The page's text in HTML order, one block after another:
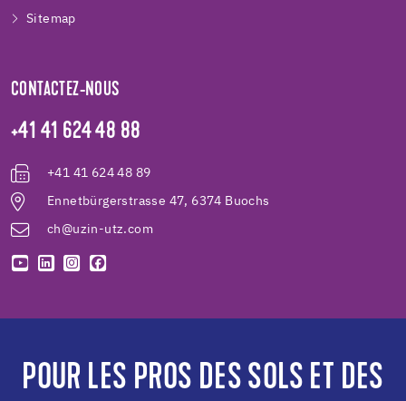
Sitemap
CONTACTEZ-NOUS
+41 41 624 48 88
+41 41 624 48 89
Ennetbürgerstrasse 47, 6374 Buochs
ch@uzin-utz.com
POUR LES PROS DES SOLS ET DES